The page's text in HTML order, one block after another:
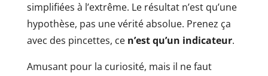
simplifiées à l’extrême. Le résultat n’est qu’une
hypothèse, pas une vérité absolue. Prenez ça
avec des pincettes, ce n’est qu’un indicateur.
Amusant pour la curiosité, mais il ne faut